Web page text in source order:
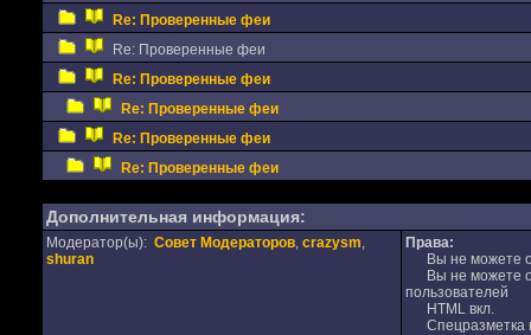
Re: Проверенные феи
Re: Проверенные феи
Re: Проверенные феи
Re: Проверенные феи
Re: Проверенные феи
Re: Проверенные феи
Дополнительная информация:
Модератор(ы): Совет Модераторов, crazysm,
shuran
Права:
Вы не можете
Вы не можете
пользователей
HTML вкл.
Спецразметка